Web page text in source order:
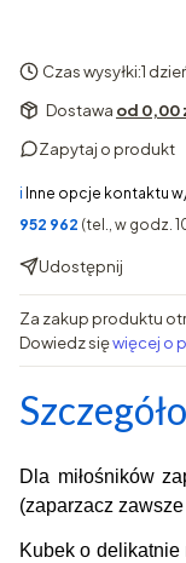
Czas wysyłki:1
Dostawa od 0,00
Zapytaj o produkt
ℹ️ Inne opcje kontaktu
952 962 (tel., w godz.
Udostępnij
Za zakup produktu
Dowiedz sięwięcej o
Dla miłośników
(zaparzacz
Kubek o delikatnie